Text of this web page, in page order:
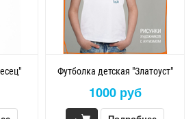
Футболка детская "Златоуст"
1000 руб